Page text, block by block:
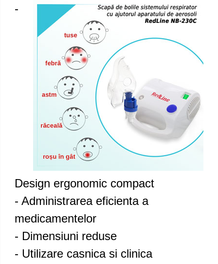
-
Design ergonomic compact
- Administrarea eficienta a
medicamentelor
- Dimensiuni reduse
- Utilizare casnica si clinica